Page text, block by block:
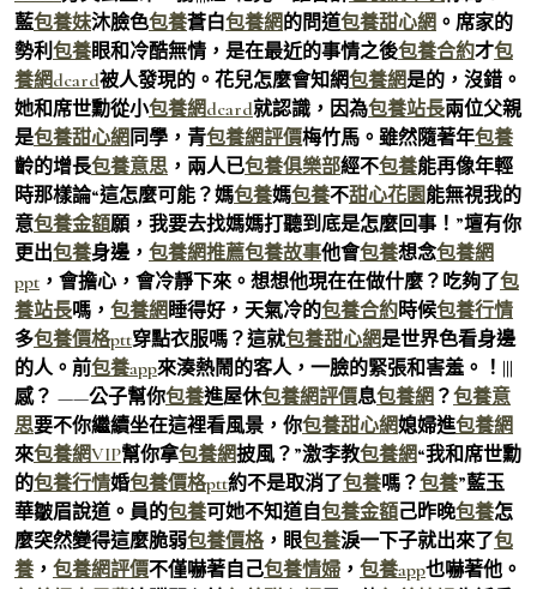
藍包養妹沐臉色包養蒼白包養網的問道包養甜心網 。席家的
勢利 包養眼和冷酷無情，是在最近的事情之後包養合約才包
養網dcard被人發現的。花兒怎麼會知網包養網是的，沒錯。
她和席世勳從小包養網dcard就認識，因為包養站長兩位父親
是包養甜心網 同學，青包養網評價梅竹馬。雖然隨著年包養
齡的增長包養意思 ，兩人已包養俱樂部經不包養能再像年輕
時那樣論“這怎麼可能？媽包養媽包養不甜心花園能無視我的
意包養金額願，我要去找媽媽打聽到底是怎麼回事！”壇有你
更出包養身邊， 包養網推薦包養故事他會包養想念包養網
ppt ，會擔心，會冷靜下來。想想他現在在做什麼？吃夠了包
養站長嗎， 包養網 睡得好，天氣冷的包養合約時候包養行情
多包養價格ptt穿點衣服嗎？這就包養甜心網是世界色看身邊
的人。前包養app來湊熱鬧的客人，一臉的緊張和害羞。！|||
感？ ——公子幫你包養進屋休包養網評價息包養網 ？包養意
思要不你繼續坐在這裡看風景，你包養甜心網媳婦進包養網
來包養網VIP幫你拿包養網披風？”激李教包養網“我和席世勳
的包養行情婚包養價格ptt約不是取消了包養嗎？包養”藍玉
華皺眉說道。員的包養可她不知道自包養金額己昨晚包養怎
麼突然變得這麼脆弱包養價格，眼包養淚一下子就出來了包
養 ， 包養網評價不僅嚇著自己包養情婦 ， 包養app也嚇著他。